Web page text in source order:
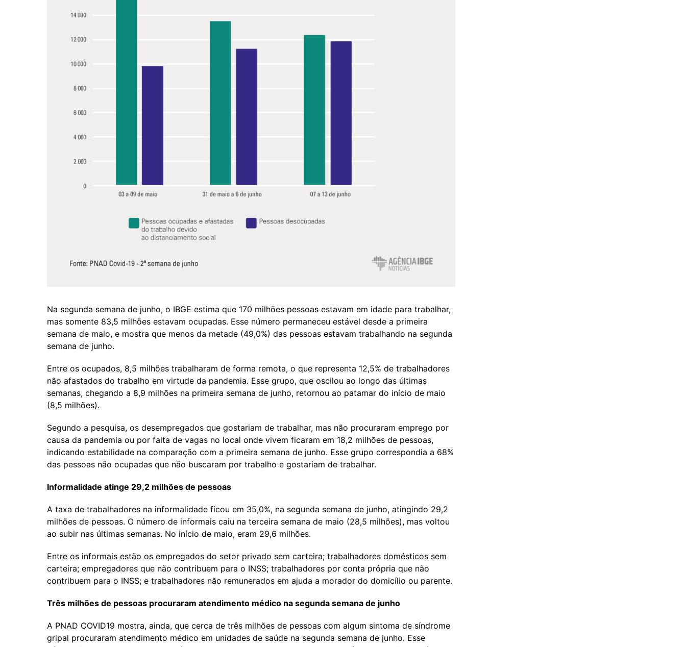
Na segunda semana de junho, o IBGE estima que 170 milhões pessoas estavam em idade para trabalhar,
mas somente 83,5 milhões estavam ocupadas. Esse número permaneceu estável desde a primeira
semana de maio, e mostra que menos da metade (49,0%) das pessoas estavam trabalhando na segunda
semana de junho.
Entre os ocupados, 8,5 milhões trabalharam de forma remota, o que representa 12,5% de trabalhadores
não afastados do trabalho em virtude da pandemia. Esse grupo, que oscilou ao longo das últimas
semanas, chegando a 8,9 milhões na primeira semana de junho, retornou ao patamar do início de maio
(8,5 milhões).
Segundo a pesquisa, os desempregados que gostariam de trabalhar, mas não procuraram emprego por
causa da pandemia ou por falta de vagas no local onde vivem ficaram em 18,2 milhões de pessoas,
indicando estabilidade na comparação com a primeira semana de junho. Esse grupo correspondia a 68%
das pessoas não ocupadas que não buscaram por trabalho e gostariam de trabalhar.
Informalidade atinge 29,2 milhões de pessoas
A taxa de trabalhadores na informalidade ficou em 35,0%, na segunda semana de junho, atingindo 29,2
milhões de pessoas. O número de informais caiu na terceira semana de maio (28,5 milhões), mas voltou
ao subir nas últimas semanas. No início de maio, eram 29,6 milhões.
Entre os informais estão os empregados do setor privado sem carteira; trabalhadores domésticos sem
carteira; empregadores que não contribuem para o INSS; trabalhadores por conta própria que não
contribuem para o INSS; e trabalhadores não remunerados em ajuda a morador do domicílio ou parente.
Três milhões de pessoas procuraram atendimento médico na segunda semana de junho
A PNAD COVID19 mostra, ainda, que cerca de três milhões de pessoas com algum sintoma de síndrome
gripal procuraram atendimento médico em unidades de saúde na segunda semana de junho. Esse